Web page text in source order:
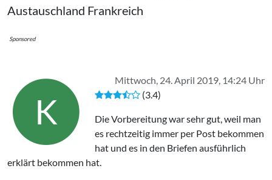
Austauschland Frankreich
Sponsored
K
Mittwoch, 24. April 2019, 14:24 Uhr
(3.4)
Die Vorbereitung war sehr gut, weil man
es rechtzeitig immer per Post bekommen
hat und es in den Briefen ausführlich
erklärt bekommen hat.